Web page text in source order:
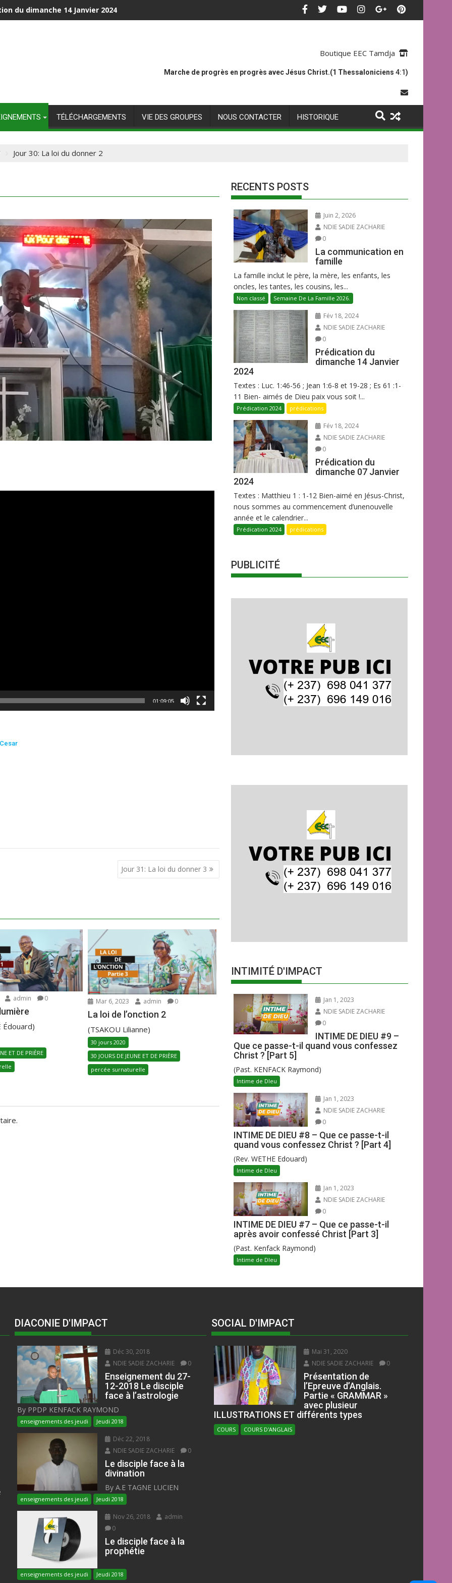
du dimanche 14 Janvier 2024
Boutique EEC Tamdja
Marche de progrès en progrès avec Jésus Christ.(1 Thessaloniciens 4:1)
TÉLÉCHARGEMENTS VIE DES GROUPES NOUS CONTACTER HISTORIQUE
Jour 30: La loi du donner 2
01:09:05
Jour 31: La loi du donner 3
admin 0
Édouard)
ET DE PRIÈRE
Mar 6, 2023 admin 0
La loi de l’onction 2
(TSAKOU Lilianne)
30 jours 2020
30 JOURS DE JEUNE ET DE PRIÈRE
percée surnaturelle
RECENTS POSTS
Juin 2, 2026
NDIE SADIE ZACHARIE
0
La communication en
famille
La famille inclut le père, la mère, les enfants, les
oncles, les tantes, les cousins, les...
Non classé Semaine De La Famille 2026.
Fév 18, 2024
NDIE SADIE ZACHARIE
0
Prédication du
dimanche 14 Janvier
2024
Textes : Luc. 1:46-56 ; Jean 1:6-8 et 19-28 ; Es 61 :1-
11 Bien- aimés de Dieu paix vous soit !...
Prédication 2024 prédications
Fév 18, 2024
NDIE SADIE ZACHARIE
0
Prédication du
dimanche 07 Janvier
2024
Textes : Matthieu 1 : 1-12 Bien-aimé en Jésus-Christ,
nous sommes au commencement d’unenouvelle
année et le calendrier...
Prédication 2024 prédications
PUBLICITÉ
INTIMITÉ D'IMPACT
Jan 1, 2023
NDIE SADIE ZACHARIE
0
INTIME DE DIEU #9 –
Que ce passe-t-il quand vous confessez
Christ ? [Part 5]
(Past. KENFACK Raymond)
Intime de DIeu
Jan 1, 2023
NDIE SADIE ZACHARIE
0
INTIME DE DIEU #8 – Que ce passe-t-il
quand vous confessez Christ ? [Part 4]
(Rev. WETHE Edouard)
Intime de DIeu
Jan 1, 2023
NDIE SADIE ZACHARIE
0
INTIME DE DIEU #7 – Que ce passe-t-il
après avoir confessé Christ [Part 3]
(Past. Kenfack Raymond)
Intime de DIeu
DIACONIE D'IMPACT
Déc 30, 2018
NDIE SADIE ZACHARIE
0
Enseignement du 27-
12-2018 Le disciple
face à l’astrologie
By PPDP KENFACK RAYMOND
enseignements des jeudi Jeudi 2018
Déc 22, 2018
NDIE SADIE ZACHARIE
0
Le disciple face à la
divination
By A.E TAGNE LUCIEN
enseignements des jeudi Jeudi 2018
Nov 26, 2018
admin
0
Le disciple face à la
prophétie
enseignements des jeudi Jeudi 2018
SOCIAL D'IMPACT
Mai 31, 2020
NDIE SADIE ZACHARIE
0
Présentation de
l’Epreuve d’Anglais.
Partie « GRAMMAR »
avec plusieur
ILLUSTRATIONS ET différents types
COURS COURS D'ANGLAIS